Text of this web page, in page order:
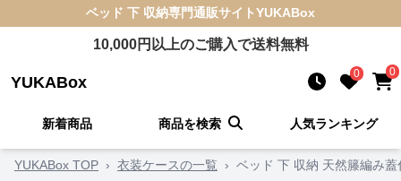
ベッド 下 収納専門通販サイトYUKABox
10,000円以上のご購入で送料無料
YUKABox 0 0
新着商品 商品を検索 人気ランキング
YUKABox TOP › 衣装ケースの一覧 › ベッド 下 収納 天然籐編み